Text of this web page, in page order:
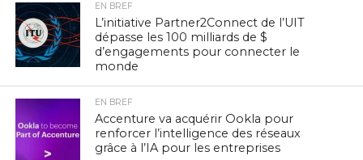
EN BREF
L’initiative Partner2Connect de l’UIT
dépasse les 100 milliards de $
d’engagements pour connecter le
monde
EN BREF
Accenture va acquérir Ookla pour
renforcer l’intelligence des réseaux
grâce à l’IA pour les entreprises